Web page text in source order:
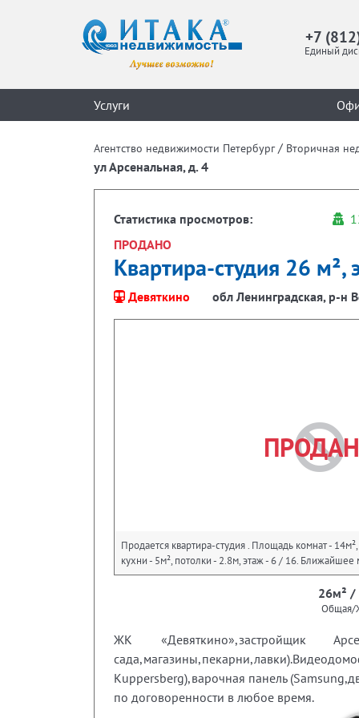
+7
Единый
Услуги
Агентство недвижимости Петербург / Вторичная
ул Арсенальная, д. 4
Статистика просмотров:
ПРОДАНО
Квартира-студия 26 м²,
Девяткино обл Ленинградская, р-н
Продается квартира-студия . Площадь комнат -
кухни - 5м², потолки - 2.8м, этаж - 6 / 16. Ближайшее
26м² /
Общая/
ЖК «Девяткино»,застройщик
Kuppersberg),варочная панель
по договоренности в любое время.